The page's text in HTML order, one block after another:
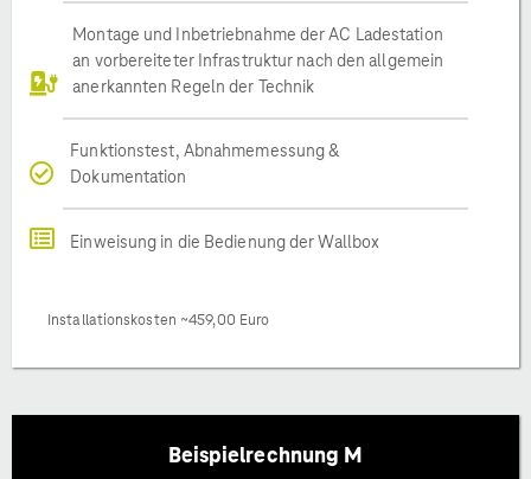
Montage und Inbetriebnahme der AC Ladestation
an vorbereiteter Infrastruktur nach den allgemein
anerkannten Regeln der Technik
Funktionstest, Abnahmemessung &
Dokumentation
Einweisung in die Bedienung der Wallbox
Installationskosten ~459,00 Euro
Beispielrechnung M